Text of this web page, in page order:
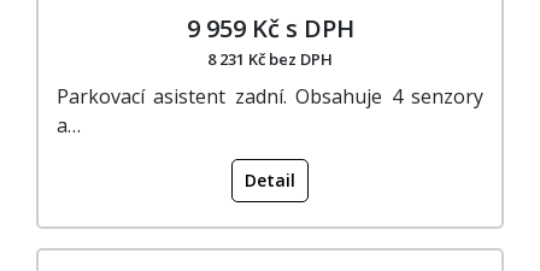
9 959 Kč s DPH
8 231 Kč bez DPH
Parkovací asistent zadní. Obsahuje 4 senzory
a…
Detail